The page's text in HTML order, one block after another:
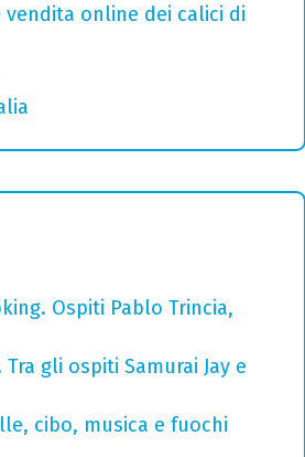
vendita online dei calici di
Ospiti Pablo Trincia,
gli ospiti Samurai Jay e
cibo, musica e fuochi